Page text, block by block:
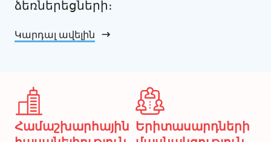
ձեռներեցների։
Կարդալ ավելին
Համաշխարհային Երիտասարդների